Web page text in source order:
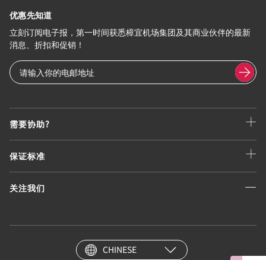
需要协助?
保证标准
关注我们
优惠先知道
立刻订阅电子报，第一时间获悉樟宜机场集团及其商业伙伴的最新
消息、折扣和促销！
CHINESE